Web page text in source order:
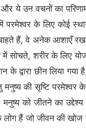
उन वचनों का परिणाम
परमेश्वर के लिए कोई
हैं, वे अनेक आशाएँ
शरीर के लिए
द्वारा छीन लिया
की सृष्टि परमेश्वर के
को जीतने का उद्देश्य
हैं जो जीवन की खोज